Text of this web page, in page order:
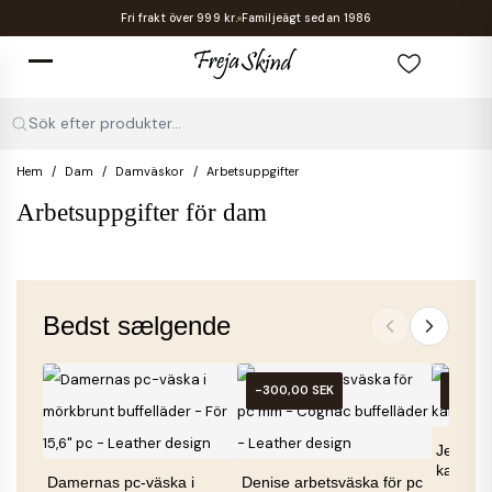
Fri frakt över 999 kr. Familjeägt sedan 1986
Sök efter produkter...
Hem Dam Damväskor Arbetsuppgifter
Arbetsuppgifter för dam
Bedst sælgende
Damernas pc-väska i
-300,00 SEK
Denise arbetsväska för pc
Jessi